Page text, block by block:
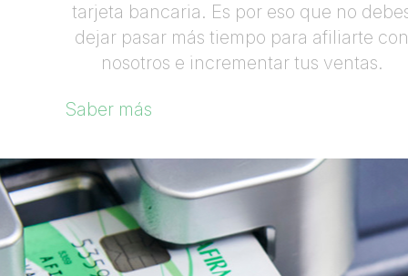
tarjeta bancaria. Es por eso que no
dejar pasar más tiempo para afiliarte
nosotros e incrementar tus ventas.
Saber más